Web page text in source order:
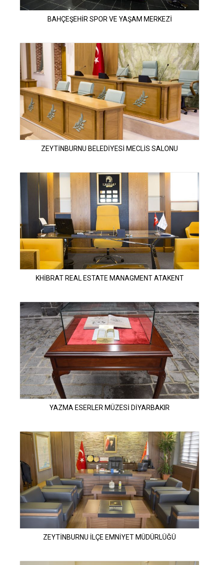
BAHÇEŞEHİR SPOR VE YAŞAM MERKEZİ
ZEYTİNBURNU BELEDİYESİ MECLİS SALONU
KHİBRAT REAL ESTATE MANAGMENT ATAKENT
YAZMA ESERLER MÜZESİ DİYARBAKIR
ZEYTİNBURNU İLÇE EMNİYET MÜDÜRLÜĞÜ